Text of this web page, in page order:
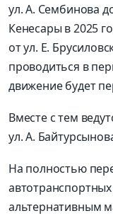
ул. А. Сембинова
Кенесары в 2025
от ул. Е.
проводиться в
движение будет
Вместе с тем
ул. А.
На полностью
альтернативным